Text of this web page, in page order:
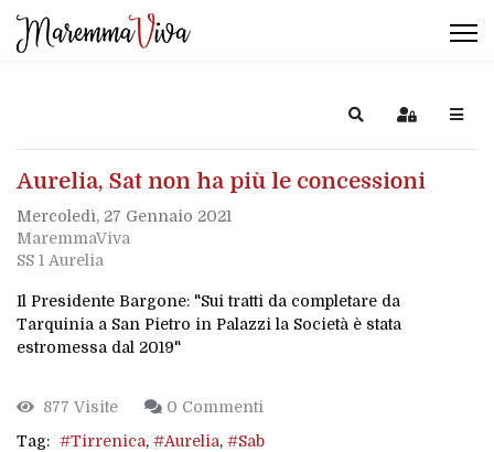
SearchSign In
Aurelia, Sat non ha più le concessioni
Mercoledì, 27 Gennaio 2021
MaremmaViva
SS 1 Aurelia
Il Presidente Bargone: "Sui tratti da completare da
Tarquinia a San Pietro in Palazzi la Società è stata
estromessa dal 2019"
877 Visite
0 Commenti
Tag:
Tirrenica Aurelia Sab